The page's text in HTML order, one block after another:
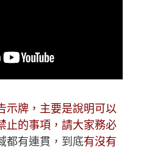
示牌，主要是說明可以
止的事項，請大家務必
都有連貫，到底有沒有